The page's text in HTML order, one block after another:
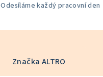
Odesíláme každý pracovní den
Značka ALTRO